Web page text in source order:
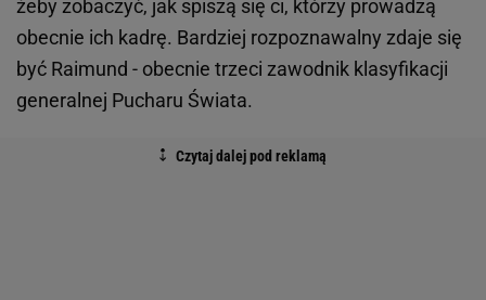
żeby zobaczyć, jak spiszą się ci, którzy prowadzą
obecnie ich kadrę. Bardziej rozpoznawalny zdaje się
być Raimund - obecnie trzeci zawodnik klasyfikacji
generalnej Pucharu Świata.